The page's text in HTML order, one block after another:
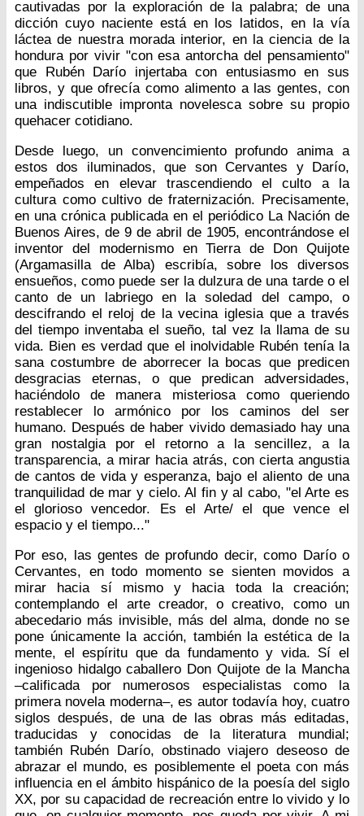
cautivadas por la exploración de la palabra; de una
dicción cuyo naciente está en los latidos, en la vía
láctea de nuestra morada interior, en la ciencia de la
hondura por vivir "con esa antorcha del pensamiento"
que Rubén Darío injertaba con entusiasmo en sus
libros, y que ofrecía como alimento a las gentes, con
una indiscutible impronta novelesca sobre su propio
quehacer cotidiano.
Desde luego, un convencimiento profundo anima a
estos dos iluminados, que son Cervantes y Darío,
empeñados en elevar trascendiendo el culto a la
cultura como cultivo de fraternización. Precisamente,
en una crónica publicada en el periódico La Nación de
Buenos Aires, de 9 de abril de 1905, encontrándose el
inventor del modernismo en Tierra de Don Quijote
(Argamasilla de Alba) escribía, sobre los diversos
ensueños, como puede ser la dulzura de una tarde o el
canto de un labriego en la soledad del campo, o
descifrando el reloj de la vecina iglesia que a través
del tiempo inventaba el sueño, tal vez la llama de su
vida. Bien es verdad que el inolvidable Rubén tenía la
sana costumbre de aborrecer la bocas que predicen
desgracias eternas, o que predican adversidades,
haciéndolo de manera misteriosa como queriendo
restablecer lo armónico por los caminos del ser
humano. Después de haber vivido demasiado hay una
gran nostalgia por el retorno a la sencillez, a la
transparencia, a mirar hacia atrás, con cierta angustia
de cantos de vida y esperanza, bajo el aliento de una
tranquilidad de mar y cielo. Al fin y al cabo, "el Arte es
el glorioso vencedor. Es el Arte/ el que vence el
espacio y el tiempo..."
Por eso, las gentes de profundo decir, como Darío o
Cervantes, en todo momento se sienten movidos a
mirar hacia sí mismo y hacia toda la creación;
contemplando el arte creador, o creativo, como un
abecedario más invisible, más del alma, donde no se
pone únicamente la acción, también la estética de la
mente, el espíritu que da fundamento y vida. Sí el
ingenioso hidalgo caballero Don Quijote de la Mancha
–calificada por numerosos especialistas como la
primera novela moderna–, es autor todavía hoy, cuatro
siglos después, de una de las obras más editadas,
traducidas y conocidas de la literatura mundial;
también Rubén Darío, obstinado viajero deseoso de
abrazar el mundo, es posiblemente el poeta con más
influencia en el ámbito hispánico de la poesía del siglo
XX, por su capacidad de recreación entre lo vivido y lo